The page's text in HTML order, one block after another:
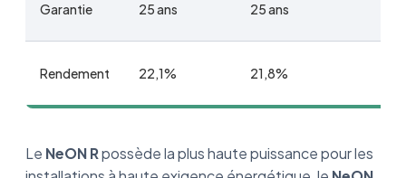
Garantie 25 ans 25 ans
Rendement 22,1% 21,8%
Le NeON Rpossède la plus haute puissance pour les